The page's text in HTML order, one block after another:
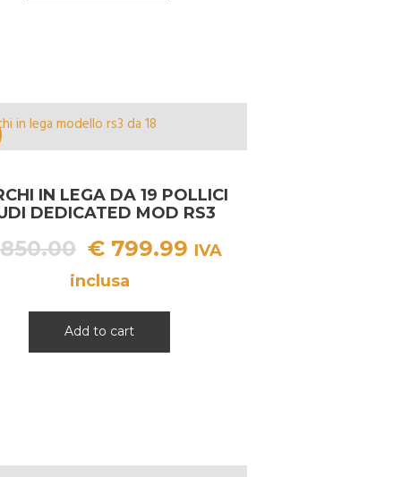
IN LEGA DA 19 POLLICI
DEDICATED MOD RS3
Il
prezzo
era:
€ 850.00.
€ 799.99 Il
IVA
inclusa
Add to cart